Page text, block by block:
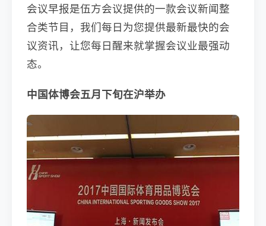
会议早报是伍方会议提供的一款会议新闻整
合类节目，我们每日为您提供最新最快的会
议资讯，让您每日醒来就掌握会议业最强动
态。
中国体博会五月下旬在沪举办